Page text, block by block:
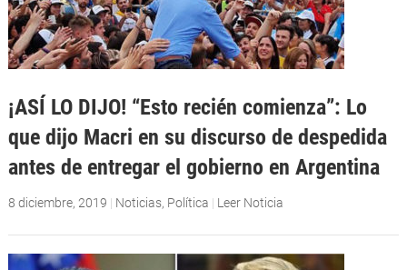
¡ASÍ LO DIJO! “Esto recién comienza”: Lo
que dijo Macri en su discurso de despedida
antes de entregar el gobierno en Argentina
8 diciembre, 2019 | Noticias, Política | Leer Noticia